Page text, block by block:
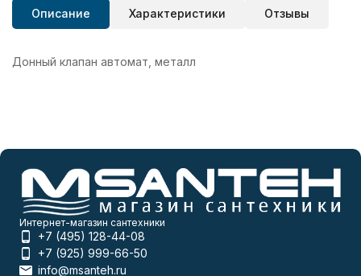
Описание Характеристики Отзывы
Донный клапан автомат, металл
Интернет-магазин сантехники
+7 (495) 128-44-08
+7 (925) 999-66-50
info@msanteh.ru